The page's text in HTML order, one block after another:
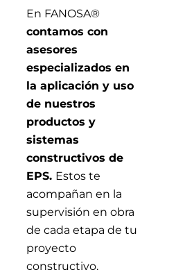
En FANOSA®
contamos con
asesores
especializados en
la aplicación y uso
de nuestros
productos y
sistemas
constructivos de
EPS. Estos te
acompañan en la
supervisión en obra
de cada etapa de tu
proyecto
constructivo.